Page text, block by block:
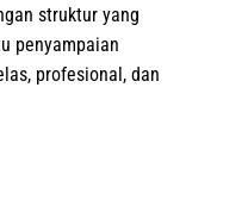
struktur yang
penyampaian
profesional, dan